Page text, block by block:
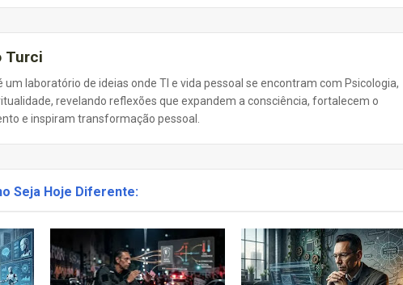
Turci
um laboratório de ideias onde TI e vida pessoal se encontram com Psicologia,
revelando reflexões que expandem a consciência, fortalecem o
e inspiram transformação pessoal.
Seja Hoje Diferente: